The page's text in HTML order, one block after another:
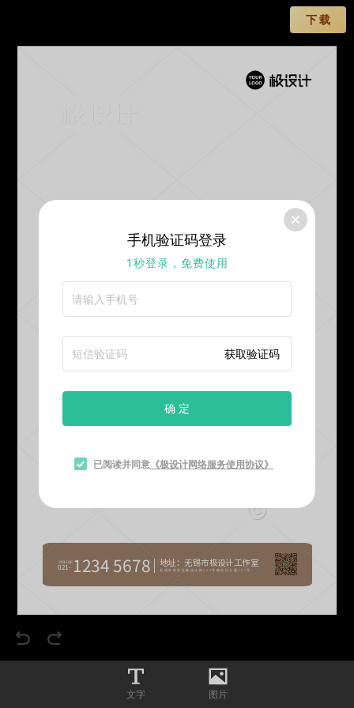
下 载
021- 地址：无锡市极设计工作室
VIPLINE
无锡市经开区极设计路123号极设计大厦123号
1234 5678︱
就没有到不了的远方未来,你只需要比一个人更好那便是现在的自己
安
文字 图片
手机验证码登录
1秒登录，免费使用
获取验证码
确 定
已阅读并同意 《极设计网络服务使用协议》